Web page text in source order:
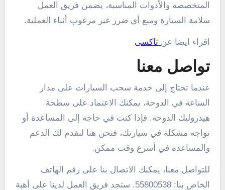
المتخصصة والأدوات المناسبة، يضمن فريق العمل
سلامة السيارة ومنع أي ضرر غير مرغوب أثناء العملية.
اقراء ايضا عن تاكسى
تواصل معنا
عندما تحتاج إلى خدمة سحب السيارات على مدار
الساعة في الدوحة، يمكنك الاعتماد على سطحة
هيدروليك الدوحة. فإذا كنت في حاجة إلى المساعدة أو
تواجه مشكلة في سيارتك، فنحن هنا لنقدم لك الدعم
والمساعدة في أسرع وقت ممكن.
للتواصل معنا، يمكنك الاتصال بنا على رقم الهاتف
الخاص بنا: 55800538. ستجد فريق العمل لدينا على أهبة